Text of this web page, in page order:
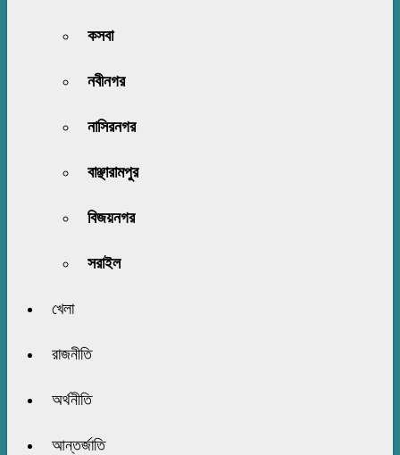
কসবা
নবীনগর
নাসিরনগর
বাঞ্ছারামপুর
বিজয়নগর
সরাইল
খেলা
রাজনীতি
অর্থনীতি
আন্তর্জাতি